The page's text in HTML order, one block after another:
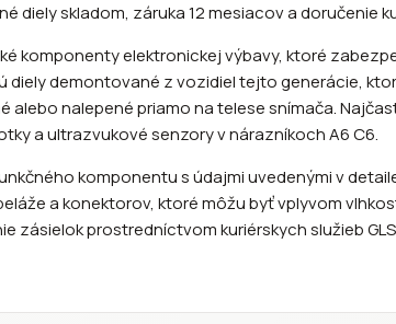
diely skladom, záruka 12 mesiacov a doručenie
komponenty elektronickej výbavy, ktoré
demontované z vozidiel tejto generácie,
alebo nalepené priamo na telese snímača.
a ultrazvukové senzory v nárazníkoch A6 C6.
komponentu s údajmi uvedenými v
a konektorov, ktoré môžu byť vplyvom
zásielok prostredníctvom kuriérskych služieb